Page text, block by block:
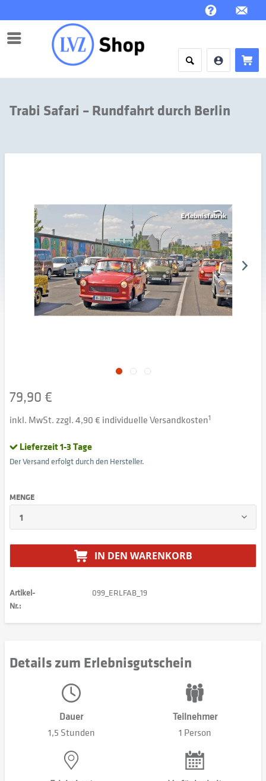
Menü
Trabi Safari – Rundfahrt durch Berlin
79,90 €
inkl. MwSt. zzgl. 4,90 € individuelle Versandkosten1
Lieferzeit 1-3 Tage
Der Versand erfolgt durch den Hersteller.
MENGE
IN DEN WARENKORB
Artikel-
Nr.:
099_ERLFAB_19
Details zum Erlebnisgutschein
Dauer
1,5 Stunden
Teilnehmer
1 Person